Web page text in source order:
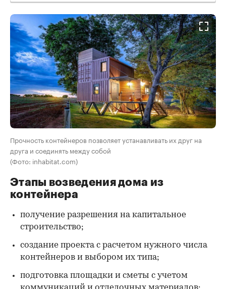
Прочность контейнеров позволяет устанавливать их друг на
друга и соединять между собой
(Фото: inhabitat.com)
Этапы возведения дома из
контейнера
получение разрешения на капитальное
строительство;
создание проекта с расчетом нужного числа
контейнеров и выбором их типа;
подготовка площадки и сметы с учетом